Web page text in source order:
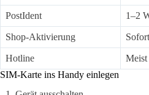
PostIdent 1–2
Shop-Aktivierung Sofort
Hotline
Meist
SIM-Karte ins Handy einlegen